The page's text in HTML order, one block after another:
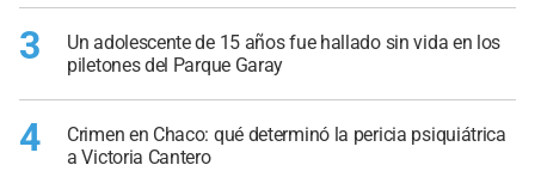
3
Un adolescente de 15 años fue hallado sin vida en los
piletones del Parque Garay
4
Crimen en Chaco: qué determinó la pericia psiquiátrica
a Victoria Cantero